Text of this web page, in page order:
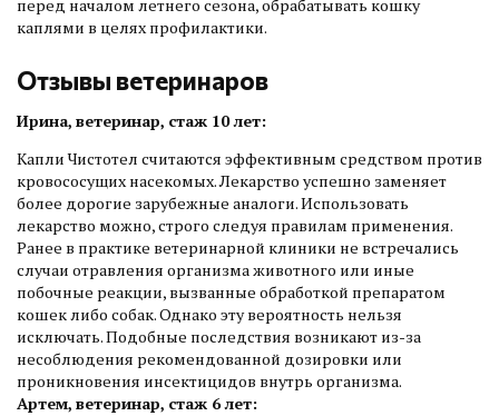
перед началом летнего сезона, обрабатывать кошку
каплями в целях профилактики.
Отзывы ветеринаров
Ирина, ветеринар, стаж 10 лет:
Капли Чистотел считаются эффективным средством против
кровососущих насекомых. Лекарство успешно заменяет
более дорогие зарубежные аналоги. Использовать
лекарство можно, строго следуя правилам применения.
Ранее в практике ветеринарной клиники не встречались
случаи отравления организма животного или иные
побочные реакции, вызванные обработкой препаратом
кошек либо собак. Однако эту вероятность нельзя
исключать. Подобные последствия возникают из-за
несоблюдения рекомендованной дозировки или
проникновения инсектицидов внутрь организма.
Артем, ветеринар, стаж 6 лет: